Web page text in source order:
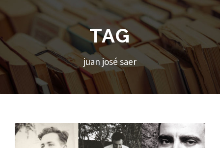
TAG
juan josé saer